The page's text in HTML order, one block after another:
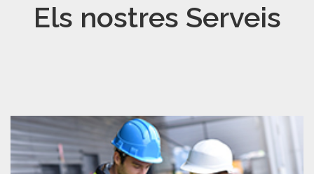
Els nostres Serveis